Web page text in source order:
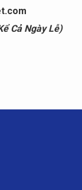
Cả Ngày Lễ)